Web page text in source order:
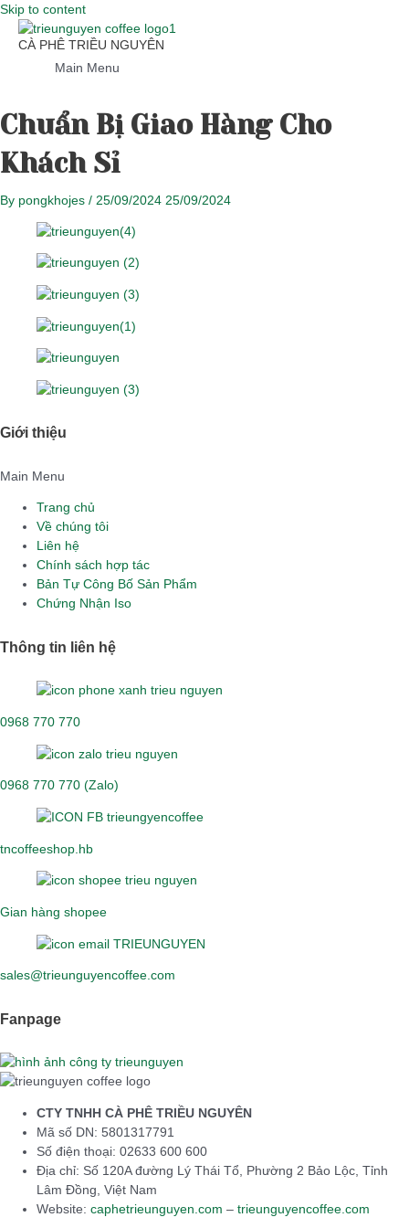
Skip to content
CÀ PHÊ TRIỀU NGUYÊN
Main Menu
Chuẩn Bị Giao Hàng Cho
Khách Sỉ
By pongkhojes / 25/09/2024 25/09/2024
Giới thiệu
Main Menu
Trang chủ
Về chúng tôi
Liên hệ
Chính sách hợp tác
Bản Tự Công Bố Sản Phẩm
Chứng Nhận Iso
Thông tin liên hệ
0968 770 770
0968 770 770 (Zalo)
tncoffeeshop.hb
Gian hàng shopee
sales@trieunguyencoffee.com
Fanpage
CTY TNHH CÀ PHÊ TRIỀU NGUYÊN
Mã số DN: 5801317791
Số điện thoại: 02633 600 600
Địa chỉ: Số 120A đường Lý Thái Tổ, Phường 2 Bảo Lộc, Tỉnh
Lâm Đồng, Việt Nam
Website: caphetrieunguyen.com – trieunguyencoffee.com